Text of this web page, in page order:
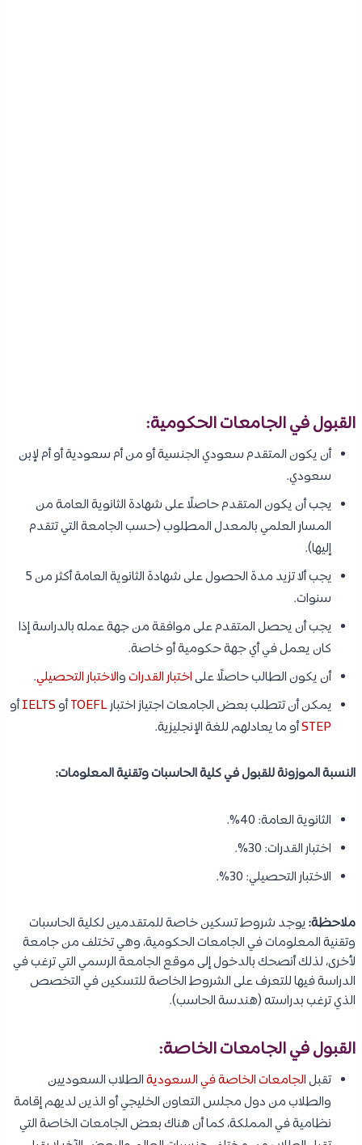
القبول في الجامعات الحكومية:
أن يكون المتقدم سعودي الجنسية أو من أم سعودية أو أم لإبن
سعودي.
يجب أن يكون المتقدم حاصلًا على شهادة الثانوية العامة من
المسار العلمي بالمعدل المطلوب (حسب الجامعة التي تتقدم
إليها).
يجب ألا تزيد مدة الحصول على شهادة الثانوية العامة أكثر من 5
سنوات.
يجب أن يحصل المتقدم على موافقة من جهة عمله بالدراسة إذا
كان يعمل في أي جهة حكومية أو خاصة.
أن يكون الطالب حاصلًا علىاختبار القدراتوالاختبار التحصيلي.
يمكن أن تتطلب بعض الجامعات اجتياز اختبارTOEFLأوIELTSأو
STEPأو ما يعادلهم للغة الإنجليزية.
النسبة الموزونة للقبول في كلية الحاسبات وتقنية المعلومات:
الثانوية العامة: 40%.
اختبار القدرات: 30%.
الاختبار التحصيلي: 30%.
ملاحظة:يوجد شروط تسكين خاصة للمتقدمين لكلية الحاسبات
وتقنية المعلومات في الجامعات الحكومية، وهي تختلف من جامعة
لأخرى، لذلك أنصحك بالدخول إلى موقع الجامعة الرسمي التي ترغب في
الدراسة فيها للتعرف على الشروط الخاصة للتسكين في التخصص
الذي ترغب بدراسته (هندسة الحاسب).
القبول في الجامعات الخاصة:
تقبلالجامعات الخاصة في السعوديةالطلاب السعوديين
والطلاب من دول مجلس التعاون الخليجي أو الذين لديهم إقامة
نظامية في المملكة، كما أن هناك بعض الجامعات الخاصة التي